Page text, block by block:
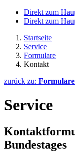
Direkt zum
Direkt zum
Startseite
Service
Formulare
Kontakt
zurück zu: Formulare
Service
Bundestages